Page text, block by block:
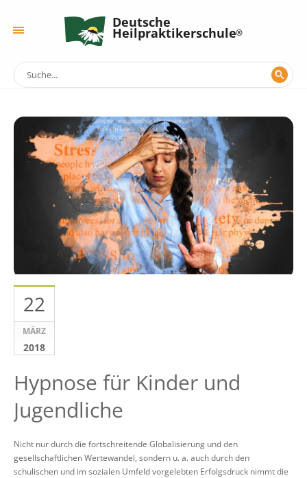
Deutsche
Heilpraktikerschule
22
MÄRZ
2018
Hypnose für Kinder und
Jugendliche
Nicht nur durch die fortschreitende Globalisierung und den
gesellschaftlichen Wertewandel, sondern u. a. auch durch den
schulischen und im sozialen Umfeld vorgelebten Erfolgsdruck nimmt die